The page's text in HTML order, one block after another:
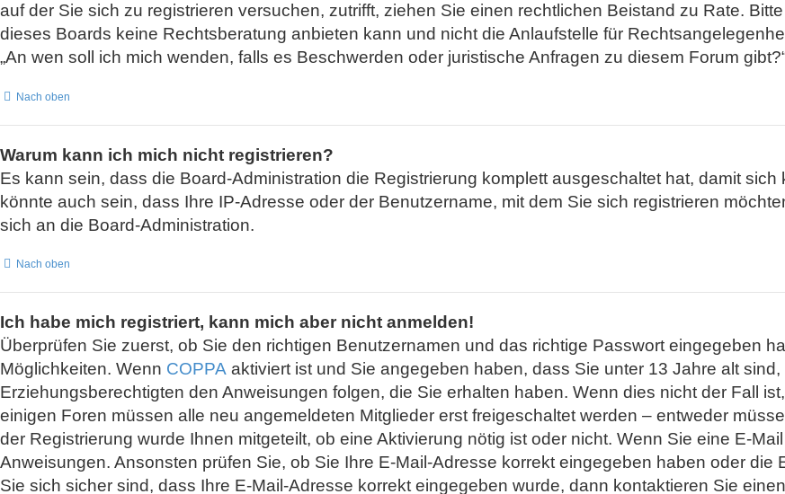
auf der Sie sich zu registrieren versuchen, zutrifft, ziehen Sie einen rechtlichen Beistand zu Rate.
dieses Boards keine Rechtsberatung anbieten kann und nicht die Anlaufstelle für
„An wen soll ich mich wenden, falls es Beschwerden oder juristische Anfragen zu diesem Forum
Nach oben
Warum kann ich mich nicht registrieren?
Es kann sein, dass die Board-Administration die Registrierung komplett ausgeschaltet hat, damit
könnte auch sein, dass Ihre IP-Adresse oder der Benutzername, mit dem Sie sich registrieren
sich an die Board-Administration.
Nach oben
Ich habe mich registriert, kann mich aber nicht anmelden!
Überprüfen Sie zuerst, ob Sie den richtigen Benutzernamen und das richtige Passwort eingegeben
Möglichkeiten. Wenn COPPA aktiviert ist und Sie angegeben haben, dass Sie unter 13 Jahre alt
Erziehungsberechtigten den Anweisungen folgen, die Sie erhalten haben. Wenn dies nicht der Fall
einigen Foren müssen alle neu angemeldeten Mitglieder erst freigeschaltet werden – entweder
der Registrierung wurde Ihnen mitgeteilt, ob eine Aktivierung nötig ist oder nicht. Wenn Sie eine E-
Anweisungen. Ansonsten prüfen Sie, ob Sie Ihre E-Mail-Adresse korrekt eingegeben haben oder die
Sie sich sicher sind, dass Ihre E-Mail-Adresse korrekt eingegeben wurde, dann kontaktieren Sie